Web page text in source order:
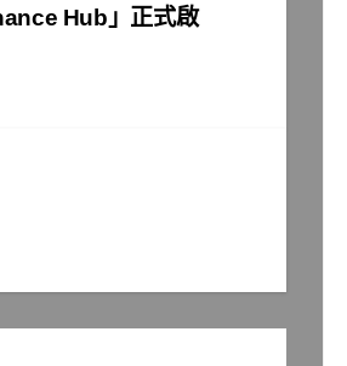
Hub」正式啟